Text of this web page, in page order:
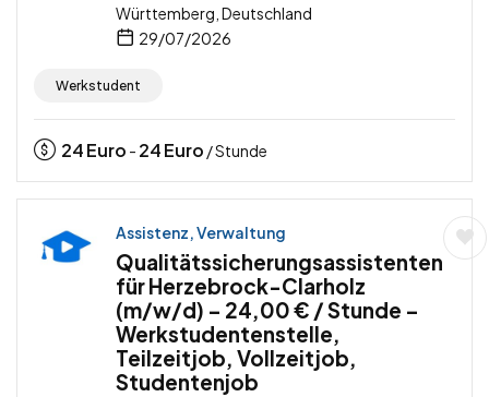
Württemberg, Deutschland
29/07/2026
Werkstudent
24Euro - 24Euro / Stunde
Assistenz, Verwaltung
Qualitätssicherungsassistenten
für Herzebrock-Clarholz
(m/w/d) – 24,00 € / Stunde –
Werkstudentenstelle,
Teilzeitjob, Vollzeitjob,
Studentenjob